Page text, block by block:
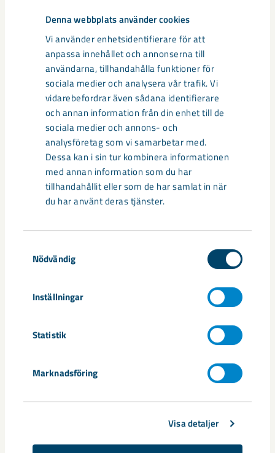
Denna webbplats använder cookies
Vi använder enhetsidentifierare för att
anpassa innehållet och annonserna till
användarna, tillhandahålla funktioner för
sociala medier och analysera vår trafik. Vi
vidarebefordrar även sådana identifierare
och annan information från din enhet till de
sociala medier och annons- och
analysföretag som vi samarbetar med.
Dessa kan i sin tur kombinera informationen
med annan information som du har
tillhandahållit eller som de har samlat in när
du har använt deras tjänster.
Nödvändig
Inställningar
Statistik
Marknadsföring
Visa detaljer
KA2 och KK3-stoppet innehåller inte bara fler arbetsordrar
utan ställer också krav på fler externa resurser. Egentligen
ställer det inte krav på fler resurser än normalt utan snarare
på en normalstor resursstyrka.
– Vi har genomfört flera stopp under pandemin och det har
varit utmanande men det har gått bra. Det är ett kvitto på
att vi vågat ta ansvar, fattat tuffa, nödvändiga och säkra
beslut, säger Jan Carlsten och fortsätter;
– Vi har klarat av att följa utvecklingen på ett vettigt sätt
och ibland har det gått riktigt fort. Det är egentligen det som
är avgörande, hur väl vi faktiskt klarar av snabba
Underhållsstoppet i förädlingsverken KA2 och KK3 pågår från
och med den 12 september till och med den 29 september.